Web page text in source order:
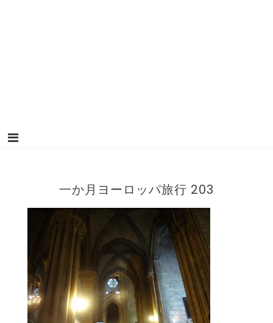
一か月ヨーロッパ旅行 203